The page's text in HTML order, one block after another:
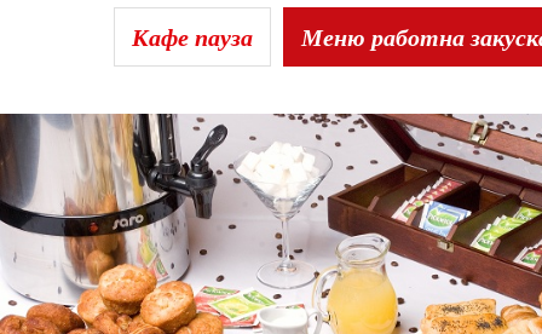
Кафе пауза Меню работна